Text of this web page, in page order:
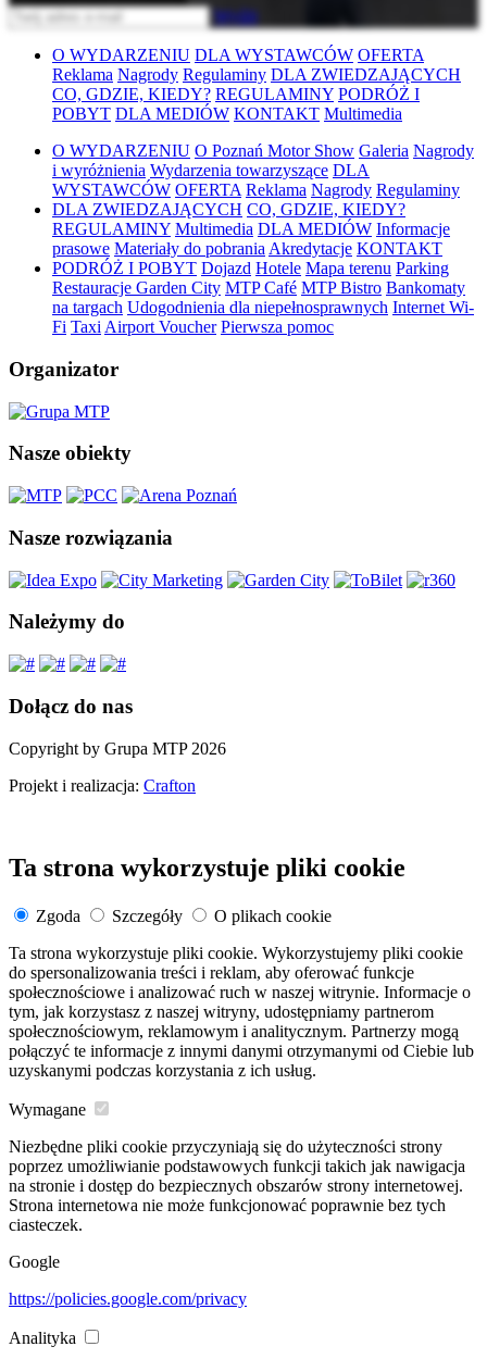
Wyślij
O WYDARZENIU DLA WYSTAWCÓW OFERTA
Reklama Nagrody Regulaminy DLA ZWIEDZAJĄCYCH
CO, GDZIE, KIEDY? REGULAMINY PODRÓŻ I
POBYT DLA MEDIÓW KONTAKT Multimedia
O WYDARZENIU O Poznań Motor Show Galeria Nagrody
i wyróżnienia Wydarzenia towarzyszące DLA
WYSTAWCÓW OFERTA Reklama Nagrody Regulaminy
DLA ZWIEDZAJĄCYCH CO, GDZIE, KIEDY?
REGULAMINY Multimedia DLA MEDIÓW Informacje
prasowe Materiały do pobrania Akredytacje KONTAKT
PODRÓŻ I POBYT Dojazd Hotele Mapa terenu Parking
Restauracje Garden City MTP Café MTP Bistro Bankomaty
na targach Udogodnienia dla niepełnosprawnych Internet Wi-
Fi Taxi Airport Voucher Pierwsza pomoc
Organizator
Nasze obiekty
Nasze rozwiązania
Należymy do
Dołącz do nas
Copyright by Grupa MTP 2026
Projekt i realizacja: Crafton
Ta strona wykorzystuje pliki cookie
Zgoda Szczegóły
O plikach cookie
Ta strona wykorzystuje pliki cookie. Wykorzystujemy pliki cookie
do spersonalizowania treści i reklam, aby oferować funkcje
społecznościowe i analizować ruch w naszej witrynie. Informacje o
tym, jak korzystasz z naszej witryny, udostępniamy partnerom
społecznościowym, reklamowym i analitycznym. Partnerzy mogą
połączyć te informacje z innymi danymi otrzymanymi od Ciebie lub
uzyskanymi podczas korzystania z ich usług.
Wymagane
Niezbędne pliki cookie przyczyniają się do użyteczności strony
poprzez umożliwianie podstawowych funkcji takich jak nawigacja
na stronie i dostęp do bezpiecznych obszarów strony internetowej.
Strona internetowa nie może funkcjonować poprawnie bez tych
ciasteczek.
Google
https://policies.google.com/privacy
Analityka